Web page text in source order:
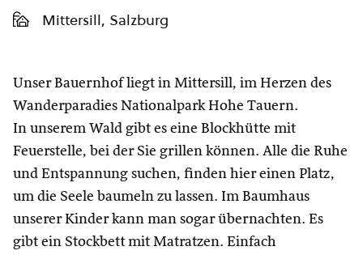
Mittersill, Salzburg
Unser Bauernhof liegt in Mittersill, im Herzen des
Wanderparadies Nationalpark Hohe Tauern.
In unserem Wald gibt es eine Blockhütte mit
Feuerstelle, bei der Sie grillen können. Alle die Ruhe
und Entspannung suchen, finden hier einen Platz,
um die Seele baumeln zu lassen. Im Baumhaus
unserer Kinder kann man sogar übernachten. Es
gibt ein Stockbett mit Matratzen. Einfach